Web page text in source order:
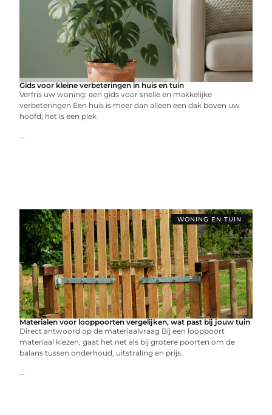
Gids voor kleine verbeteringen in huis en tuin
Verfris uw woning: een gids voor snelle en makkelijke
verbeteringen Een huis is meer dan alleen een dak boven uw
hoofd; het is een plek
...
WONING EN TUIN
Materialen voor looppoorten vergelijken, wat past bij jouw tuin
Direct antwoord op de materiaalvraag Bij een looppoort
materiaal kiezen, gaat het net als bij grotere poorten om de
balans tussen onderhoud, uitstraling en prijs.
...